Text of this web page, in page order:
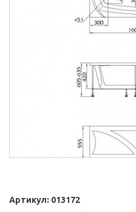
Артикул: 013172